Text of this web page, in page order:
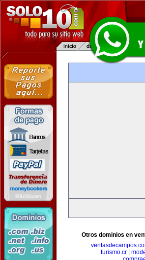
Otros dominios en
turismo.cr